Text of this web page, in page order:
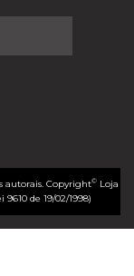
autorais. Copyright©Loja
9610 de 19/02/1998)